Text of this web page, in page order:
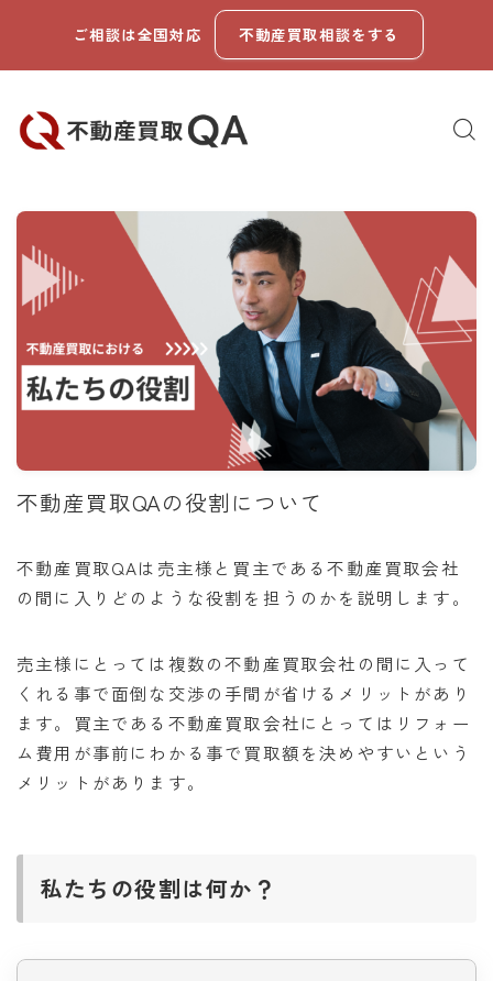
ご相談は全国対応 不動産買取相談をする
不動産買取QAの役割について
不動産買取QAは売主様と買主である不動産買取会社
の間に入りどのような役割を担うのかを説明します。
売主様にとっては複数の不動産買取会社の間に入って
くれる事で面倒な交渉の手間が省けるメリットがあり
ます。買主である不動産買取会社にとってはリフォー
ム費用が事前にわかる事で買取額を決めやすいという
メリットがあります。
私たちの役割は何か？